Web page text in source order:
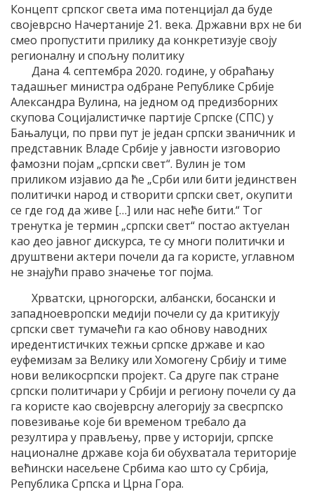
Концепт српског света има потенцијал да буде
својеврсно Начертаније 21. века. Државни врх не би
смео пропустити прилику да конкретизује своју
регионалну и спољну политику
Дана 4. септембра 2020. године, у обраћању
тадашњег министра одбране Републике Србије
Александра Вулина, на једном од предизборних
скупова Социјалистичке партије Српске (СПС) у
Бањалуци, по први пут је један српски званичник и
представник Владе Србије у јавности изговорио
фамозни појам „српски свет“. Вулин је том
приликом изјавио да ће „Срби или бити јединствен
политички народ и створити српски свет, окупити
се где год да живе […] или нас неће бити.“ Тог
тренутка је термин „српски свет“ постао актуелан
као део јавног дискурса, те су многи политички и
друштвени актери почели да га користе, углавном
не знајући право значење тог појма.
Хрватски, црногорски, албански, босански и
западноевропски медији почели су да критикују
српски свет тумачећи га као обнову наводних
иредентистичких тежњи српске државе и као
еуфемизам за Велику или Хомогену Србију и тиме
нови великосрпски пројект. Са друге пак стране
српски политичари у Србији и региону почели су да
га користе као својеврсну алегорију за свесрпско
повезивање које би временом требало да
резултира у прављењу, прве у историји, српске
националне државе која би обухватала територије
већински насељене Србима као што су Србија,
Република Српска и Црна Гора.